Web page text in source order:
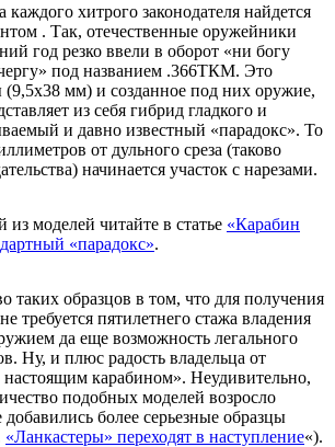
каждого хитрого законодателя найдется
. Так, отечественные оружейники
год резко ввели в оборот «ни богу
под названием .366ТКМ. Это
мм) и созданное под них оружие,
из себя гибрид гладкого и
и давно известный «парадокс». То
от дульного среза (таково
начинается участок с нарезами.
моделей читайте в статье «Карабин
«парадокс».
таких образцов в том, что для получения
требуется пятилетнего стажа владения
да еще возможность легального
Ну, и плюс радость владельца от
карабином». Неудивительно,
подобных моделей возросло
более серьезные образцы
«Ланкастеры» переходят в наступление«).